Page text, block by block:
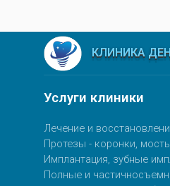
КЛИНИКА
Услуги клиники
Лечение и
Протезы - коронки,
Имплантация, зубные
Полные и